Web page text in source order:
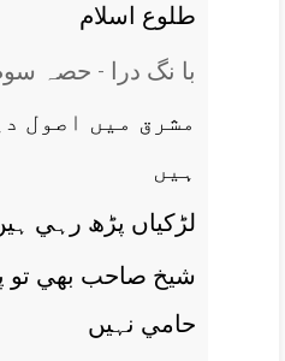
طلوع اسلام
با نگ درا - حصہ
مشرق ميں اصول
ہيں
لڑکياں پڑھ رہي
شيخ صاحب بھي تو
حامي نہيں